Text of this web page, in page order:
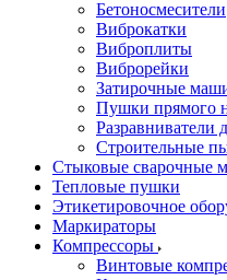
Бетоносмесители
Виброкатки
Виброплиты
Виброрейки
Затирочные
Пушки прямого
Разравниватели
Строительные
Стыковые сварочные
Тепловые пушки
Этикетировочное
Маркираторы
Компрессоры
Винтовые